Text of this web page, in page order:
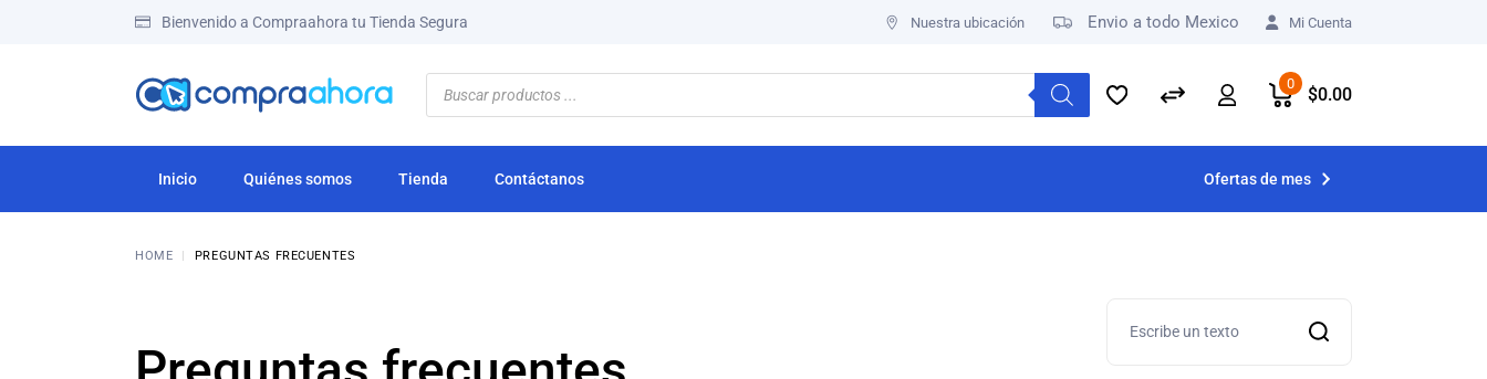
Bienvenido a Compraahora tu Tienda Segura Nuestra ubicación Envio a todo Mexico Mi Cuenta
0
$0.00
Inicio Quiénes somos Tienda Contáctanos Ofertas de mes
HOME PREGUNTAS FRECUENTES